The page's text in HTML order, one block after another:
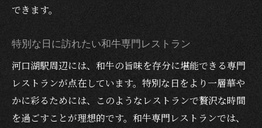
河口湖で体験する地元産の真髄
甲州ワインと共に楽しむ至福の食事
和牛とワインのマリアージュで心に残る河口湖
の夜を
和牛とワインが織りなす贅沢なディナー
できます。
特別な日に訪れたい和牛専門レストラン
河口湖駅周辺には、和牛の旨味を存分に堪能できる専門
レストランが点在しています。特別な日をより一層華や
かに彩るためには、このようなレストランで贅沢な時間
を過ごすことが理想的です。和牛専門レストランでは、